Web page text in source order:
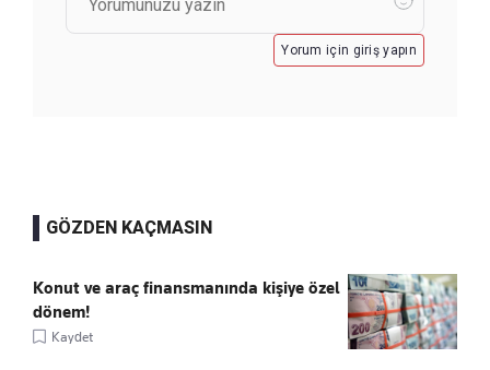
Yorum için giriş yapın
GÖZDEN KAÇMASIN
Konut ve araç finansmanında kişiye özel
dönem!
Kaydet